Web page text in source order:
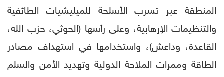
المنطقة عبر تسرب الأسلحة للميليشيات الطائفية
والتنظيمات الإرهابية، وعلى رأسها (الحوثي، حزب الله،
القاعدة، وداعش)، واستخدامها في استهداف مصادر
الطاقة وممرات الملاحة الدولية وتهديد الأمن والسلم